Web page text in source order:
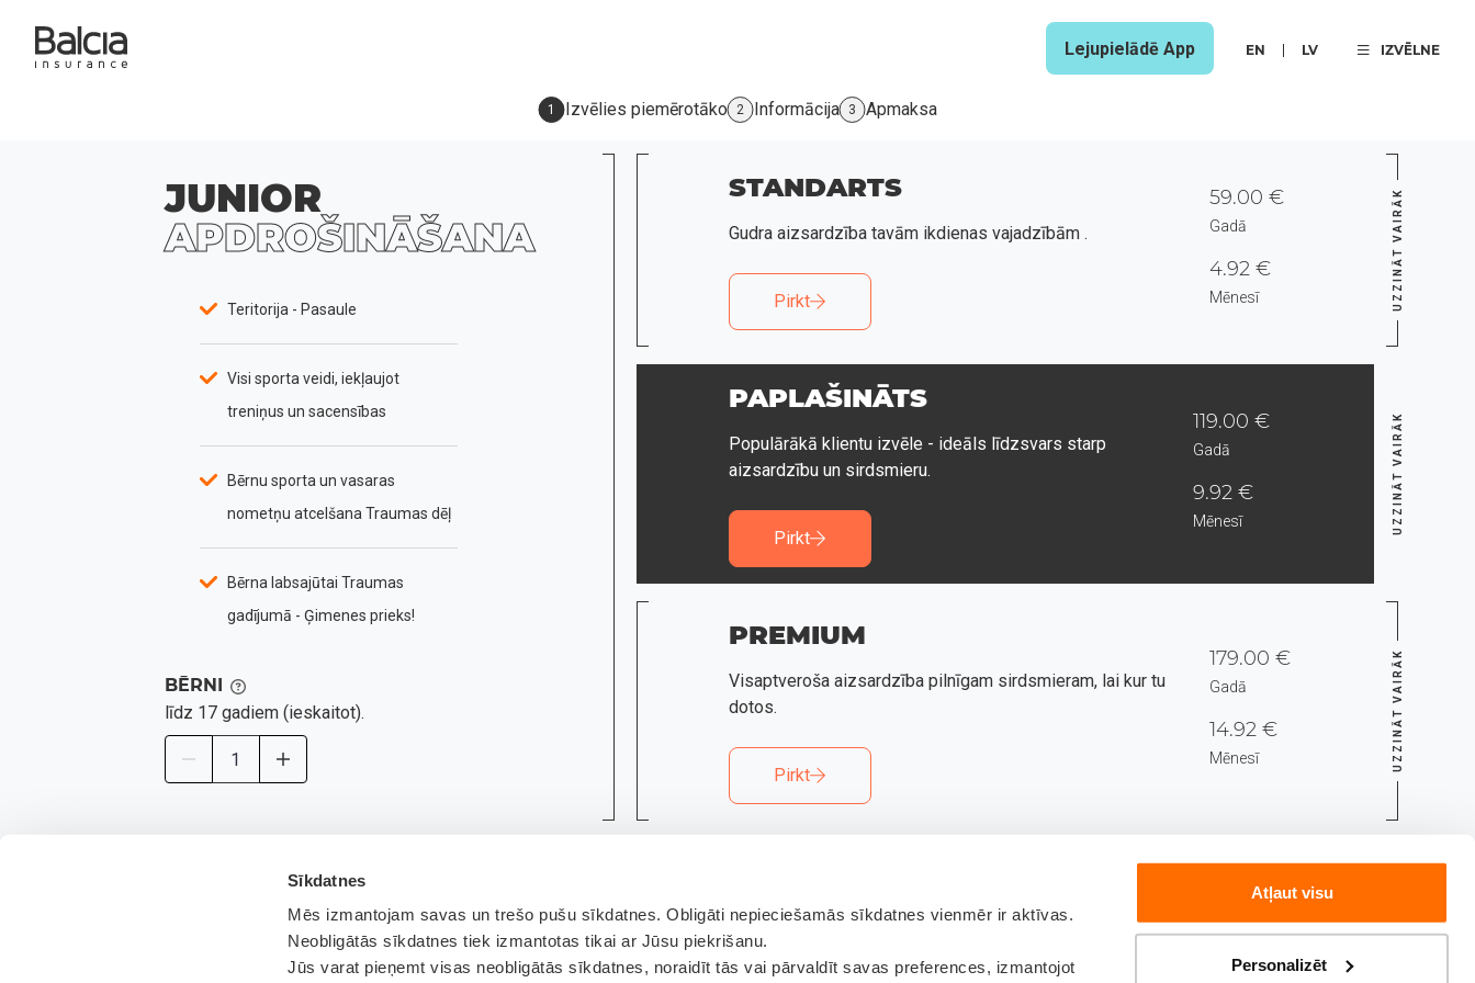
Sīkdatnes
Mēs izmantojam savas un trešo pušu sīkdatnes. Obligāti nepieciešamās sīkdatnes vienmēr ir aktīvas.
Neobligātās sīkdatnes tiek izmantotas tikai ar Jūsu piekrišanu.
Jūs varat pieņemt visas neobligātās sīkdatnes, noraidīt tās vai pārvaldīt savas preferences, izmantojot
Atļaut visu
Personalizēt
1 Izvēlies piemērotāko 2 Informācija 3 Apmaksa
Lejupielādē App EN LV IZVĒLNE
JUNIOR
APDROŠINĀŠANA
Teritorija - Pasaule
Visi sporta veidi, iekļaujot
treniņus un sacensības
Bērnu sporta un vasaras
nometņu atcelšana Traumas dēļ
Bērna labsajūtai Traumas
gadījumā - Ģimenes prieks!
BĒRNI
līdz 17 gadiem (ieskaitot).
STANDARTS
Gudra aizsardzība tavām ikdienas vajadzībām .
Pirkt
59.00 €
Gadā
4.92 €
Mēnesī UZZINĀT VAIRĀK
PAPLAŠINĀTS
Populārākā klientu izvēle - ideāls līdzsvars starp
aizsardzību un sirdsmieru.
Pirkt
119.00 €
Gadā
9.92 €
Mēnesī UZZINĀT VAIRĀK
PREMIUM
Visaptveroša aizsardzība pilnīgam sirdsmieram, lai kur tu
dotos.
Pirkt
179.00 €
Gadā
14.92 €
Mēnesī UZZINĀT VAIRĀK
* Šajā solī mēs nodrošinām tikai aptuvenās apdrošināšanas prēmijas. Prēmijas gala maksājums tiks noteikts pēc personas informācijas ievadīšanas (nākamajā solī).